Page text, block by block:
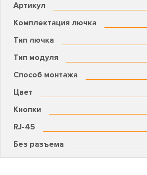
Артикул
Комплектация лючка
Тип лючка
Тип модуля
Способ монтажа
Цвет
Кнопки
RJ-45
Без разъема